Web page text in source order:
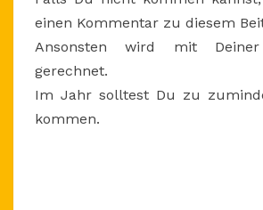
einen Kommentar zu diesem
Ansonsten wird mit Deiner
gerechnet.
Im Jahr solltest Du zu
kommen.